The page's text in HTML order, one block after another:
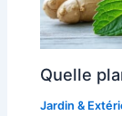
Quelle
Jardin &